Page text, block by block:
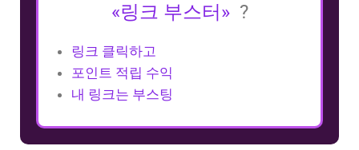
«링크 부스터» ?
링크 클릭하고
포인트 적립 수익
내 링크는 부스팅